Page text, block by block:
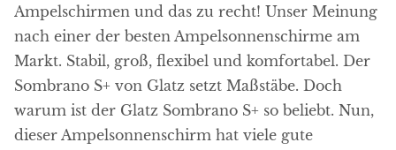
Ampelschirmen und das zu recht! Unser Meinung
nach einer der besten Ampelsonnenschirme am
Markt. Stabil, groß, flexibel und komfortabel. Der
Sombrano S+ von Glatz setzt Maßstäbe. Doch
warum ist der Glatz Sombrano S+ so beliebt. Nun,
dieser Ampelsonnenschirm hat viele gute